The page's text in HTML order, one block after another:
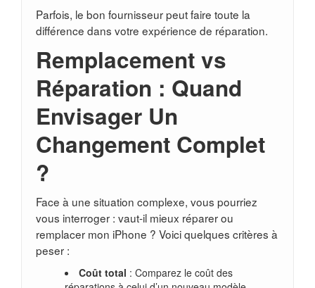
Parfois, le bon fournisseur peut faire toute la
différence dans votre expérience de réparation.
Remplacement vs
Réparation : Quand
Envisager Un
Changement Complet
?
Face à une situation complexe, vous pourriez
vous interroger : vaut-il mieux réparer ou
remplacer mon iPhone ? Voici quelques critères à
peser :
Coût total : Comparez le coût des